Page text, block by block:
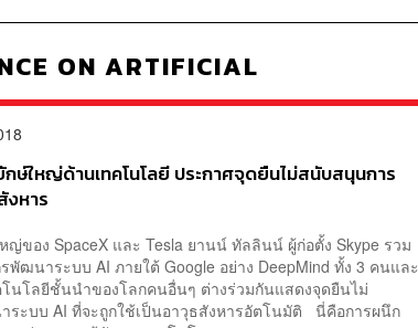
ON ARTIFICIAL
ษ์ใหญ่ด้านเทคโนโลยี ประกาศจุดยืนไม่สนับสนุนการ
หาร
ญ่ของ SpaceX และ Tesla ยานน์ ทัลลินน์ ผู้ก่อตั้ง Skype รวม
พัฒนาระบบ AI ภายใต้ Google อย่าง DeepMind ทั้ง 3 คนและ
นโลยีชั้นนำของโลกคนอื่นๆ ต่างร่วมกันแสดงจุดยืนไม่
ะบบ AI ที่จะถูกใช้เป็นอาวุธสังหารอัตโนมัติ นี่คือการผนึก